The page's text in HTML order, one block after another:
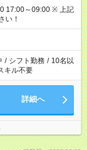
～09:00 ※ 上記
い！
/ シフト勤務 / 10名以
キル不要
詳細へ